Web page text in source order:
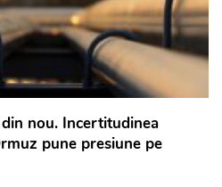
nou. Incertitudinea
pune presiune pe